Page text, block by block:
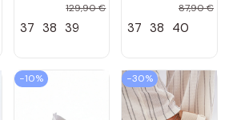
CR61-3133129,90 €
37 38 39
102425 smėlio
87,90 €
37 38 40
−10% −30%